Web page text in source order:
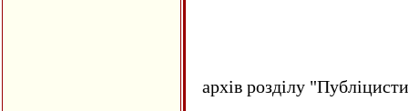
архів розділу